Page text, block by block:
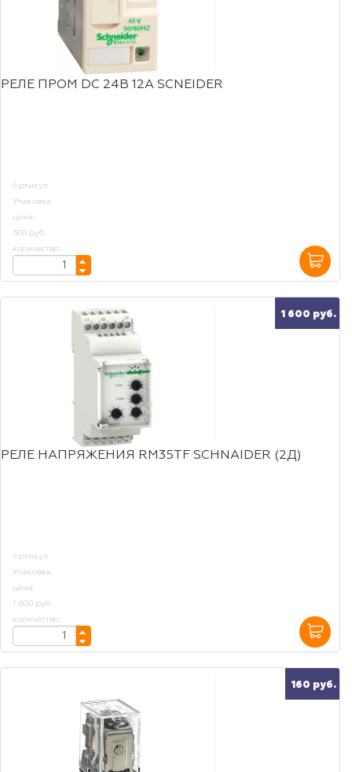
РЕЛЕ ПРОМ DC 24B 12A SCNEIDER
Артикул
Упаковка
цена:
300 руб.
количество:
1 600 руб.
РЕЛЕ НАПРЯЖЕНИЯ RM35TF SCHNAIDER (2Д)
Артикул
Упаковка
цена:
1 600 руб.
количество:
160 руб.